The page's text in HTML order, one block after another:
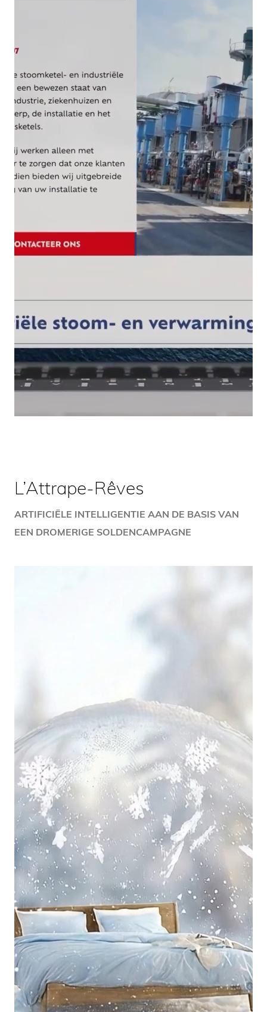
L’Attrape-Rêves
ARTIFICIËLE INTELLIGENTIE AAN DE BASIS VAN
EEN DROMERIGE SOLDENCAMPAGNE